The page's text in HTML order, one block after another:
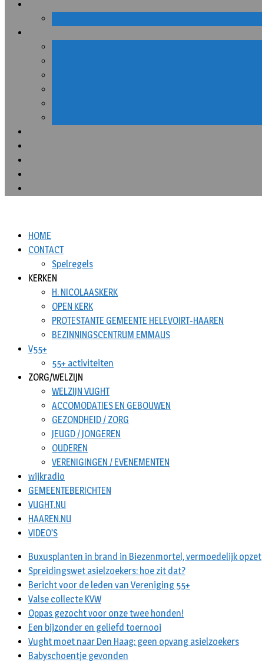
HOME
CONTACT
Spelregels
KERKEN
H. NICOLAASKERK
OPEN KERK
PROTESTANTE GEMEENTE HELEVOIRT-HAAREN
BEZINNINGSCENTRUM EMMAUS
V55+
55+ activiteiten
ZORG/WELZIJN
WELZIJN VUGHT
ACCOMODATIES EN GEBOUWEN
GEZONDHEID / ZORG
JEUGD / JONGEREN
OUDEREN
VERENIGINGEN / EVENEMENTEN
wijkradio
GEMEENTEBERICHTEN
VUGHT.NU
HAAREN.NU
VIDEO’S
Buxusplanten in brand in Biezenmortel, vermoedelijk opzet
Spreidingswet asielzoekers: hoe zit dat?
Bericht voor de leden van Vereniging 55+
Valse collecte KVW
Oppas gezocht voor onze twee honden!
Een bijzonder en geliefd toernooi
Vught moet naar Den Haag: geen opvang asielzoekers
Babyschoentje gevonden